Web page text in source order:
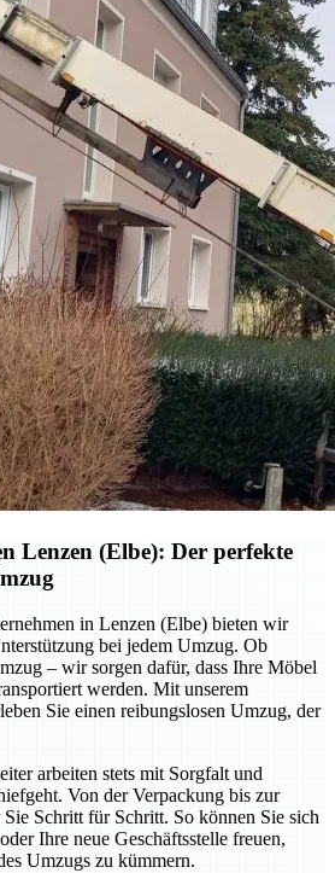
Lenzen (Elbe): Der perfekte
in Lenzen (Elbe) bieten wir
bei jedem Umzug. Ob
– wir sorgen dafür, dass Ihre Möbel
werden. Mit unserem
Sie einen reibungslosen Umzug, der
arbeiten stets mit Sorgfalt und
Von der Verpackung bis zur
Schritt für Schritt. So können Sie sich
Ihre neue Geschäftsstelle freuen,
Umzugs zu kümmern.